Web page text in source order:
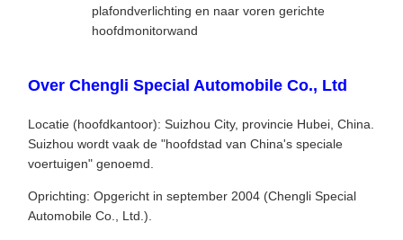
plafondverlichting en naar voren gerichte
hoofdmonitorwand
Over Chengli Special Automobile Co., Ltd
Locatie (hoofdkantoor): Suizhou City, provincie Hubei, China.
Suizhou wordt vaak de "hoofdstad van China's speciale
voertuigen" genoemd.
Oprichting: Opgericht in september 2004 (Chengli Special
Automobile Co., Ltd.).